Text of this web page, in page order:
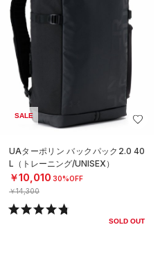
SALE
UAターポリン バックパック2.0 40
L（トレーニング/UNISEX）
￥10,010 30%OFF
￥14,300
SOLD OUT